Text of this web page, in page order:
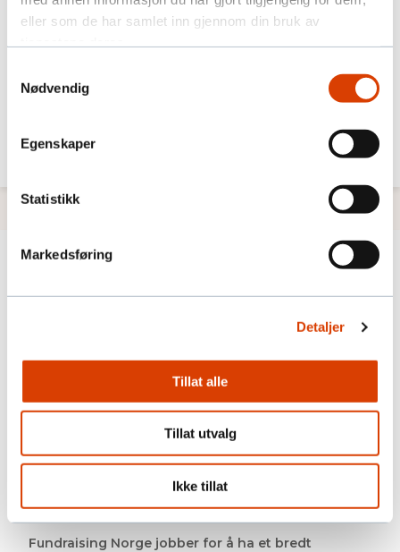
eller som de har samlet inn gjennom din bruk av
Nødvendig
Egenskaper
Statistikk
Markedsføring
Detaljer
Tillat alle
Tillat utvalg
Ikke tillat
Diploma in fundraising
organisasjonen? Gjennom dette dybdekurset får
du diplom i fundraising.
Digitale kurs
Fundraising Norge jobber for å ha et bredt